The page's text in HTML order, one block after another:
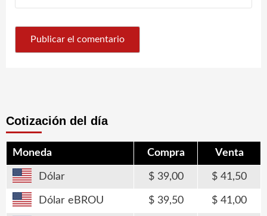
Cotización del día
Moneda Compra Venta
Dólar 39,00 41,50
Dólar eBROU 39,50 41,00